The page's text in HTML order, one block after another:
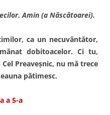
Amin (a Născătoarei).
ca un necuvântător,
dobitoacelor. Ci tu,
Preaveş­nic, nu mă trece
pătimesc.
a 5-a